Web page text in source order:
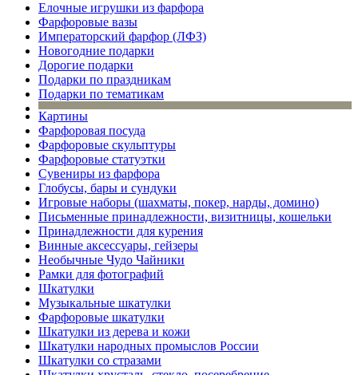
Елочные игрушки из фарфора
Фарфоровые вазы
Императорский фарфор (ЛФЗ)
Новогодние подарки
Дорогие подарки
Подарки по праздникам
Подарки по тематикам
Картины
Фарфоровая посуда
Фарфоровые скульптуры
Фарфоровые статуэтки
Сувениры из фарфора
Глобусы, бары и сундуки
Игровые наборы (шахматы, покер, нарды, домино)
Письменные принадлежности, визитницы, кошельки
Принадлежности для курения
Винные аксессуары, гейзеры
Необычные Чудо Чайники
Рамки для фотографий
Шкатулки
Музыкальные шкатулки
Фарфоровые шкатулки
Шкатулки из дерева и кожи
Шкатулки народных промыслов России
Шкатулки со стразами